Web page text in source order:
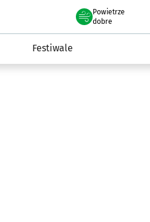
Powietrze
we Wrocławiu
dobre
Festiwale